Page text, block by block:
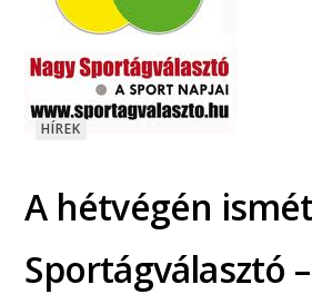
HÍREK
A hétvégén
Sportágválasztó